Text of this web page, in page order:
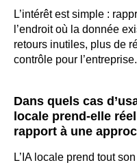
L’intérêt est simple :
l’endroit où la donnée
retours inutiles, plus de
contrôle pour l’entreprise.
Dans quels cas
locale prend-elle
rapport à une
L’IA locale prend tout